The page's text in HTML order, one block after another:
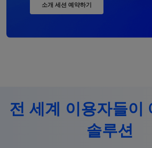
소개 세션 예약하기
전 세계 이용자들이
솔루션